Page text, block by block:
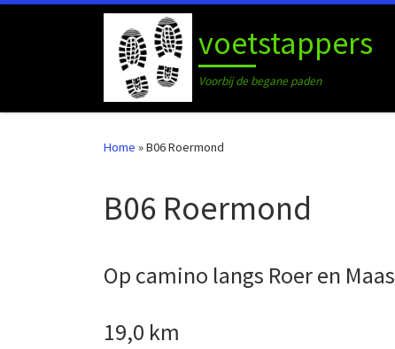
voetstappers
Voorbij de begane paden
Home »B06 Roermond
B06 Roermond
Op camino langs Roer en Maas
19,0 km